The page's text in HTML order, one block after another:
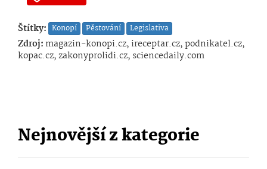
Štítky: Konopí Pěstování Legislativa
Zdroj: magazin-konopi.cz, ireceptar.cz, podnikatel.cz,
kopac.cz, zakonyprolidi.cz, sciencedaily.com
Nejnovější z kategorie